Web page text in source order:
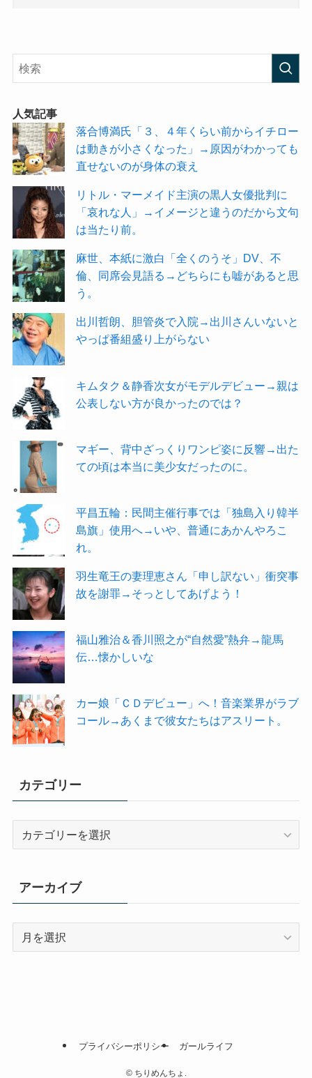
人気記事
落合博満氏「３、４年くらい前からイチロー
は動きが小さくなった」→原因がわかっても
直せないのが身体の衰え
リトル・マーメイド主演の黒人女優批判に
「哀れな人」→イメージと違うのだから文句
は当たり前。
麻世、本紙に激白「全くのうそ」DV、不
倫、同席会見語る→どちらにも嘘があると思
う。
出川哲朗、胆管炎で入院→出川さんいないと
やっぱ番組盛り上がらない
キムタク＆静香次女がモデルデビュー→親は
公表しない方が良かったのでは？
マギー、背中ざっくりワンピ姿に反響→出た
ての頃は本当に美少女だったのに。
平昌五輪：民間主催行事では「独島入り韓半
島旗」使用へ→いや、普通にあかんやろこ
れ。
羽生竜王の妻理恵さん「申し訳ない」衝突事
故を謝罪→そっとしてあげよう！
福山雅治＆香川照之が“自然愛”熱弁→龍馬
伝…懐かしいな
カー娘「ＣＤデビュー」へ！音楽業界がラブ
コール→あくまで彼女たちはアスリート。
カテゴリー
リ
ー
アーカイブ
プライバシーポリシー ガールライフ
©ちりめんちょ.